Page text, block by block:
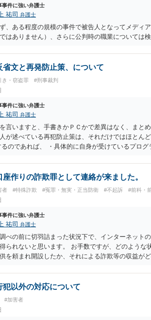
事件に強い弁護士
祐司 弁護士
、ある程度の規模の事件で被告人となってメディ
ではありません）、さらに公判時の職業については
省文と再発防止策、について
き・窃盗罪 #刑事裁判
事件に強い弁護士
祐司 弁護士
言いますと、手書きかＰＣかで差異はなく、まと
が述べている再犯防止策は、それだけではほとん
のであれば、 ・具体的に自身が受けているプロ
、証拠で担保された客観性と実現可能性があるも
猶予が狙える事案であれば本人の反省の言葉だけ
作りの詐欺罪として連絡が来ました。
者 #特殊詐欺 #冤罪・無実・正当防衛 #不起訴 #前科・
事件に強い弁護士
祐司 弁護士
べの前に切羽詰まった状況下で、インターネット
られないと思います。 お手数ですが、どのような
を頼まれ開設したか、それによる詐欺等の収益が
意取り調べの場合、ＩＣレコーダーを持参して取
犯以外の対応について
#加害者